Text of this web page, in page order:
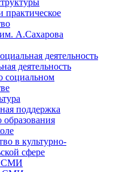
практическое
А.Сахарова
деятельность
деятельность
социальном
поддержка
образования
в культурно-
сфере
СМИ